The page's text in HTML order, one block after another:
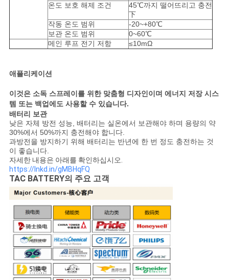
온도 보호 해제 조건
45℃까지 떨어뜨리고 충전
下
작동 온도 범위
-20~+80℃
보관 온도 범위
0~60℃
메인 루프 전기 저항
≤10mΩ
애플리케이션
이것은 소독 스프레이를 위한 맞춤형 디자인이며 에너지 저장 시스
템 또는 백업에도 사용할 수 있습니다.
배터리 보관
낮은 자체 방전 성능, 배터리는 실온에서 보관해야 하며 용량의 약
30%에서 50%까지 충전해야 합니다.
과방전을 방지하기 위해 배터리는 반년에 한 번 정도 충전하는 것
이 좋습니다.
자세한 내용은 아래를 확인하십시오.
https://lnkd.in/gMBHqFQ
TAC BATTERY의 주요 고객